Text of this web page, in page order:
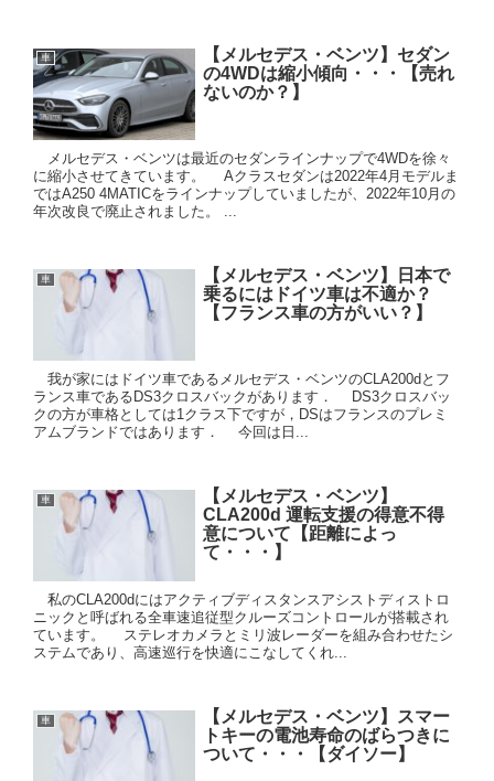
車
【メルセデス・ベンツ】セダン
の4WDは縮小傾向・・・【売れ
ないのか？】
メルセデス・ベンツは最近のセダンラインナップで4WDを徐々
に縮小させてきています。 Aクラスセダンは2022年4月モデルま
ではA250 4MATICをラインナップしていましたが、2022年10月の
年次改良で廃止されました。 ...
車
【メルセデス・ベンツ】日本で
乗るにはドイツ車は不適か？
【フランス車の方がいい？】
我が家にはドイツ車であるメルセデス・ベンツのCLA200dとフ
ランス車であるDS3クロスバックがあります． DS3クロスバッ
クの方が車格としては1クラス下ですが，DSはフランスのプレミ
アムブランドではあります． 今回は日...
車
【メルセデス・ベンツ】
CLA200d 運転支援の得意不得
意について【距離によっ
て・・・】
私のCLA200dにはアクティブディスタンスアシストディストロ
ニックと呼ばれる全車速追従型クルーズコントロールが搭載され
ています。 ステレオカメラとミリ波レーダーを組み合わせたシ
ステムであり、高速巡行を快適にこなしてくれ...
車
【メルセデス・ベンツ】スマー
トキーの電池寿命のばらつきに
ついて・・・【ダイソー】